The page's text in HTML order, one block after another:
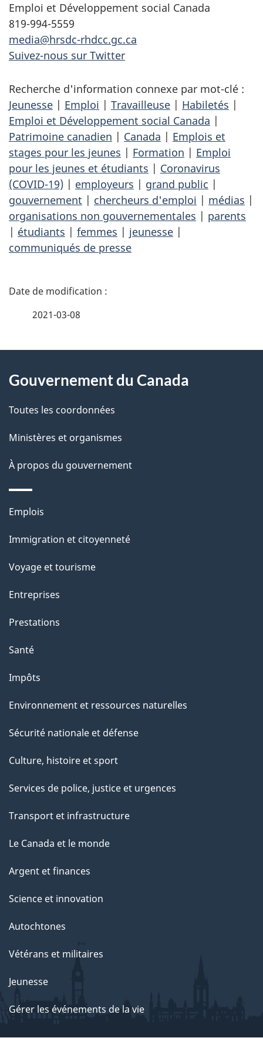
Emploi et Développement social Canada
819-994-5559
media@hrsdc-rhdcc.gc.ca
Suivez-nous sur Twitter
Recherche d'information connexe par mot-clé :
Jeunesse | Emploi | Travailleuse | Habiletés |
Emploi et Développement social Canada |
Patrimoine canadien | Canada | Emplois et
stages pour les jeunes | Formation | Emploi
pour les jeunes et étudiants | Coronavirus
(COVID-19) | employeurs | grand public |
gouvernement | chercheurs d'emploi | médias |
organisations non gouvernementales | parents
| étudiants | femmes | jeunesse |
communiqués de presse
D
i
l
s
d
e
l
a
p
a
g
e
2021-03-08
propos
de
ce
site
Gouvernement du Canada
Toutes les coordonnées
Ministères et organismes
À propos du gouvernement
Thèmes
sujets
Emplois
Immigration et citoyenneté
Voyage et tourisme
Entreprises
Prestations
Santé
Impôts
Environnement et ressources naturelles
Sécurité nationale et défense
Culture, histoire et sport
Services de police, justice et urgences
Transport et infrastructure
Le Canada et le monde
Argent et finances
Science et innovation
Autochtones
Vétérans et militaires
Jeunesse
Gérer les événements de la vie